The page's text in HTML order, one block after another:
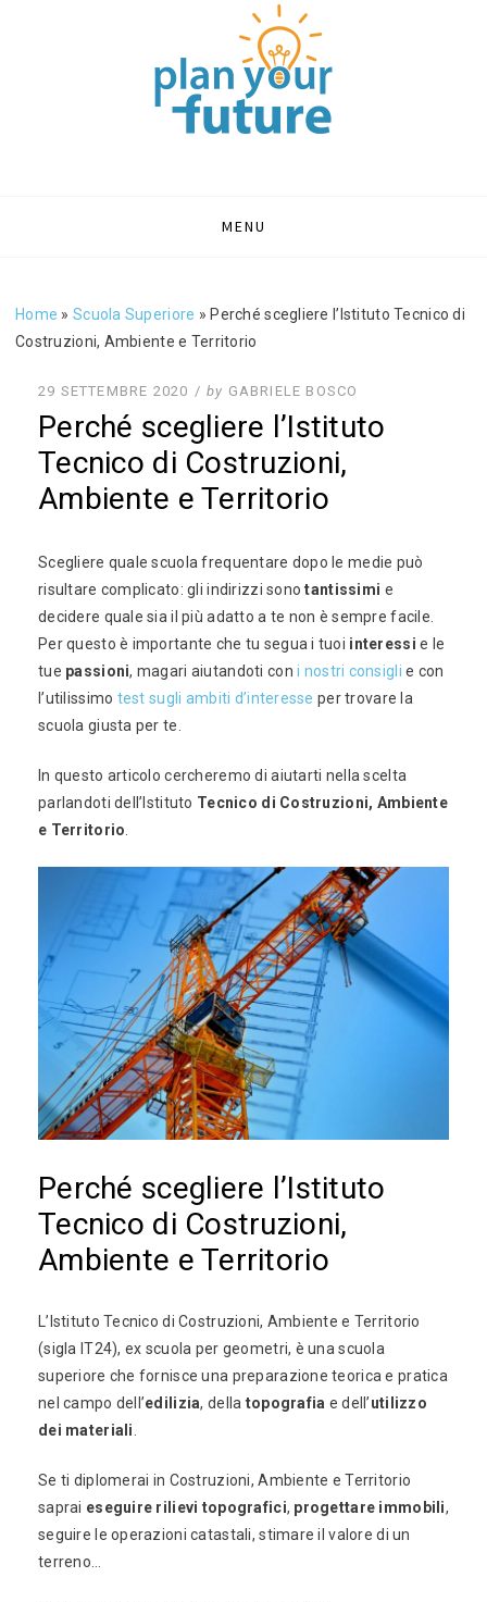
PLAN YOUR
FUTURE | BLOG
ORIENTAMENTO
Portale sull'orientamento e formazione
MENU
Home » Scuola Superiore » Perché scegliere l’Istituto Tecnico di
Costruzioni, Ambiente e Territorio
POSTED
ON
29 SETTEMBRE 2020 by GABRIELE BOSCO
Perché scegliere l’Istituto
Tecnico di Costruzioni,
Ambiente e Territorio
Scegliere quale scuola frequentare dopo le medie può
risultare complicato: gli indirizzi sonotantissimi e
decidere quale sia il più adatto a te non è sempre facile.
Per questo è importante che tu segua i tuoi interessi e le
tue passioni, magari aiutandoti coni nostri consigli e con
l’utilissimo test sugli ambiti d’interesse per trovare la
scuola giusta per te.
In questo articolo cercheremo di aiutarti nella scelta
parlandoti dell’Istituto Tecnico di Costruzioni, Ambiente
e Territorio
Perché scegliere l’Istituto
Tecnico di Costruzioni,
Ambiente e Territorio
L’Istituto Tecnico di Costruzioni, Ambiente e Territorio
(sigla IT24), ex scuola per geometri, è una scuola
superiore che fornisce una preparazione teorica e pratica
nel campo dell’edilizia, della topografia e dell’utilizzo
dei materiali
Se ti diplomerai in Costruzioni, Ambiente e Territorio
saprai eseguire rilievi topografici, progettare immobili,
seguire le operazioni catastali, stimare il valore di un
terreno…